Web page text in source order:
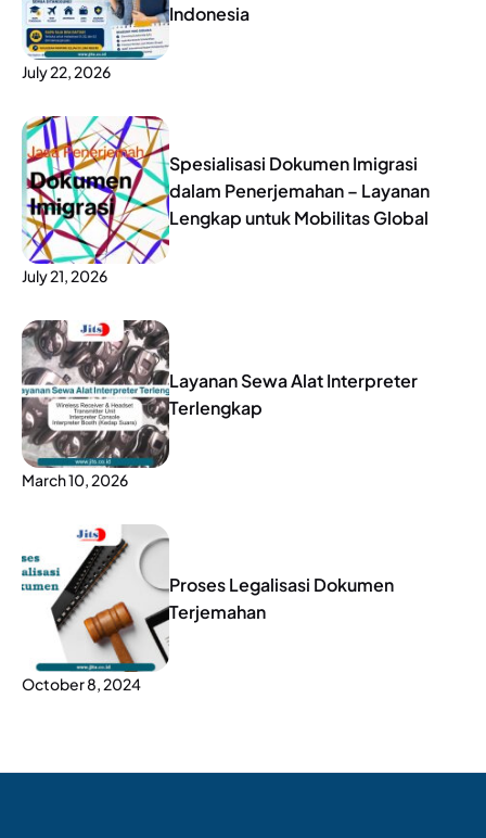
Indonesia
July 22, 2026
Spesialisasi Dokumen Imigrasi
dalam Penerjemahan – Layanan
Lengkap untuk Mobilitas Global
July 21, 2026
Layanan Sewa Alat Interpreter
Terlengkap
March 10, 2026
Proses Legalisasi Dokumen
Terjemahan
October 8, 2024